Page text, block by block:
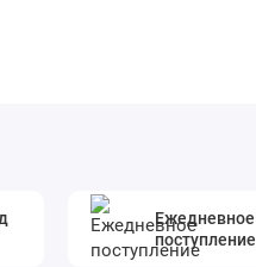
Ежедневное
поступление